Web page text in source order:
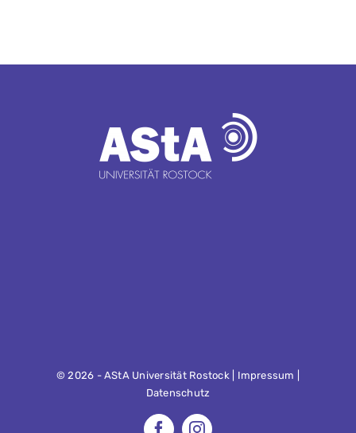
©2026 - AStA Universität Rostock | Impressum
Datenschutz